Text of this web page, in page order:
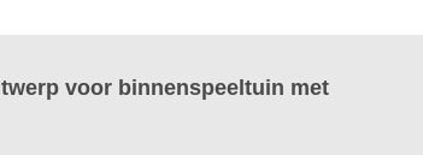
voor binnenspeeltuin met